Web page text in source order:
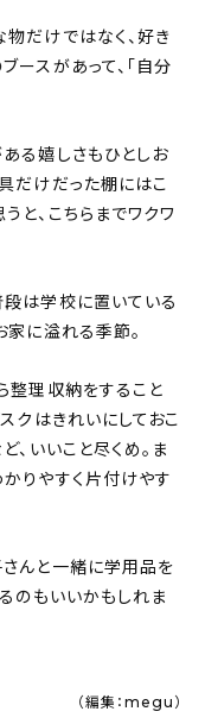
だけではなく、好き
ースがあって、「自分
る嬉しさもひとしお
だけだった棚にはこ
と、こちらまでワクワ
は学校に置いている
家に溢れる季節。
整理収納をすること
クはきれいにしておこ
、いいこと尽くめ。ま
りやすく片付けやす
んと一緒に学用品を
のもいいかもしれま
（編集：megu）